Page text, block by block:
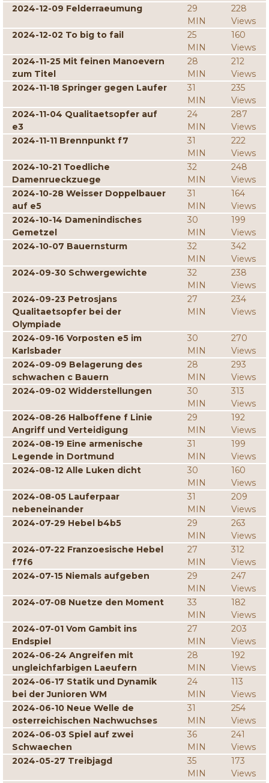
2024-12-09 Felderraeumung
29
MIN
228
Views
2024-12-02 To big to fail
25
MIN
160
Views
2024-11-25 Mit feinen Manoevern
zum Titel
28
MIN
212
Views
2024-11-18 Springer gegen Laufer
31
MIN
235
Views
2024-11-04 Qualitaetsopfer auf
e3
24
MIN
287
Views
2024-11-11 Brennpunkt f7
31
MIN
222
Views
2024-10-21 Toedliche
Damenrueckzuege
32
MIN
248
Views
2024-10-28 Weisser Doppelbauer
auf e5
31
MIN
164
Views
2024-10-14 Damenindisches
Gemetzel
30
MIN
199
Views
2024-10-07 Bauernsturm
32
MIN
342
Views
2024-09-30 Schwergewichte
32
MIN
238
Views
2024-09-23 Petrosjans
Qualitaetsopfer bei der
Olympiade
27
MIN
234
Views
2024-09-16 Vorposten e5 im
Karlsbader
30
MIN
270
Views
2024-09-09 Belagerung des
schwachen c Bauern
28
MIN
293
Views
2024-09-02 Widderstellungen
30
MIN
313
Views
2024-08-26 Halboffene f Linie
Angriff und Verteidigung
29
MIN
192
Views
2024-08-19 Eine armenische
Legende in Dortmund
31
MIN
199
Views
2024-08-12 Alle Luken dicht
30
MIN
160
Views
2024-08-05 Lauferpaar
nebeneinander
31
MIN
209
Views
2024-07-29 Hebel b4b5
29
MIN
263
Views
2024-07-22 Franzoesische Hebel
f7f6
27
MIN
312
Views
2024-07-15 Niemals aufgeben
29
MIN
247
Views
2024-07-08 Nuetze den Moment
33
MIN
182
Views
2024-07-01 Vom Gambit ins
Endspiel
27
MIN
203
Views
2024-06-24 Angreifen mit
ungleichfarbigen Laeufern
28
MIN
192
Views
2024-06-17 Statik und Dynamik
bei der Junioren WM
24
MIN
113
Views
2024-06-10 Neue Welle de
osterreichischen Nachwuchses
31
MIN
254
Views
2024-06-03 Spiel auf zwei
Schwaechen
36
MIN
241
Views
2024-05-27 Treibjagd
35
MIN
173
Views